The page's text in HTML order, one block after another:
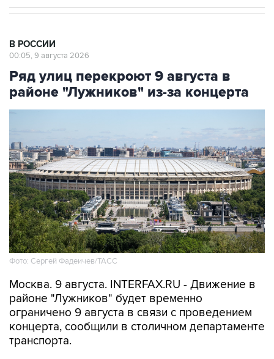
В РОССИИ
00:05, 9 августа 2026
Ряд улиц перекроют 9 августа в
районе "Лужников" из-за концерта
Фото: Сергей Фадеичев/ТАСС
Москва. 9 августа. INTERFAX.RU - Движение в
районе "Лужников" будет временно
ограничено 9 августа в связи с проведением
концерта, сообщили в столичном департаменте
транспорта.